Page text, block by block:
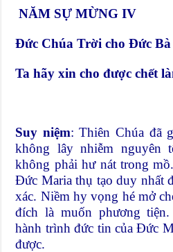
NĂM SỰ MỪNG IV
Đức Chúa Trời cho Đức
Ta hãy xin cho được chết
Suy niệm: Thiên Chúa đã
không lây nhiễm nguyên
không phải hư nát trong
Đức Maria thụ tạo duy nhất
xác. Niềm hy vọng hé mở
đích là muốn phương
hành trình đức tin của Đức
được.